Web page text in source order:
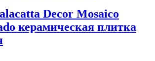
Decor Mosaico
керамическая плитка